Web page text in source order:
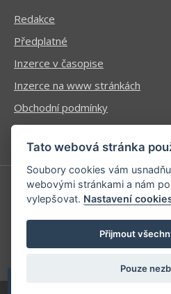
Redakce
Předplatné
Inzerce v časopise
Inzerce na www stránkách
Obchodní podmínky
Ochrana osobních údajů
Příhlášení | Registrace
Kontaktní informace
Mapa stránek
Tato webová stránka
Soubory cookies vám
webovými stránkami a nám
vylepšovat. Nastavení
Přijmout
Pouze